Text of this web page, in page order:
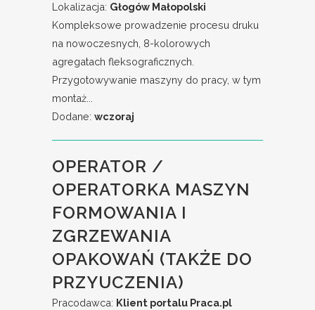
Lokalizacja: Głogów Małopolski
Kompleksowe prowadzenie procesu druku
na nowoczesnych, 8-kolorowych
agregatach fleksograficznych.
Przygotowywanie maszyny do pracy, w tym
montaż...
Dodane: wczoraj
OPERATOR /
OPERATORKA MASZYN
FORMOWANIA I
ZGRZEWANIA
OPAKOWAŃ (TAKŻE DO
PRZYUCZENIA)
Pracodawca: Klient portalu Praca.pl